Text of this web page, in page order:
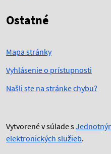
Ostatné
Mapa stránky
Vyhlásenie o prístupnosti
Našli ste na stránke chybu?
Vytvorené v súlade s
elektronických služieb.